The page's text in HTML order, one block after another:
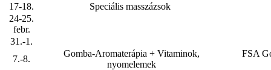
17-18.
Speciális masszázsok
24-25.
febr.
31.-1.
7.-8.
Gomba-Aromaterápia + Vitaminok,
nyomelemek
FSA